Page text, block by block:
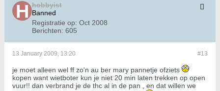
hobbyist
Banned
Registratie op: Oct 2008
Berichten: 605
#13
13 January 2009, 13:20
je moet alleen wel ff zo'n au ber mary pannetje ofziets
kopen want wietboter kun je niet 20 min laten trekken op open
vuur!! dan verbrand je de thc al in de pan , en dat willen we